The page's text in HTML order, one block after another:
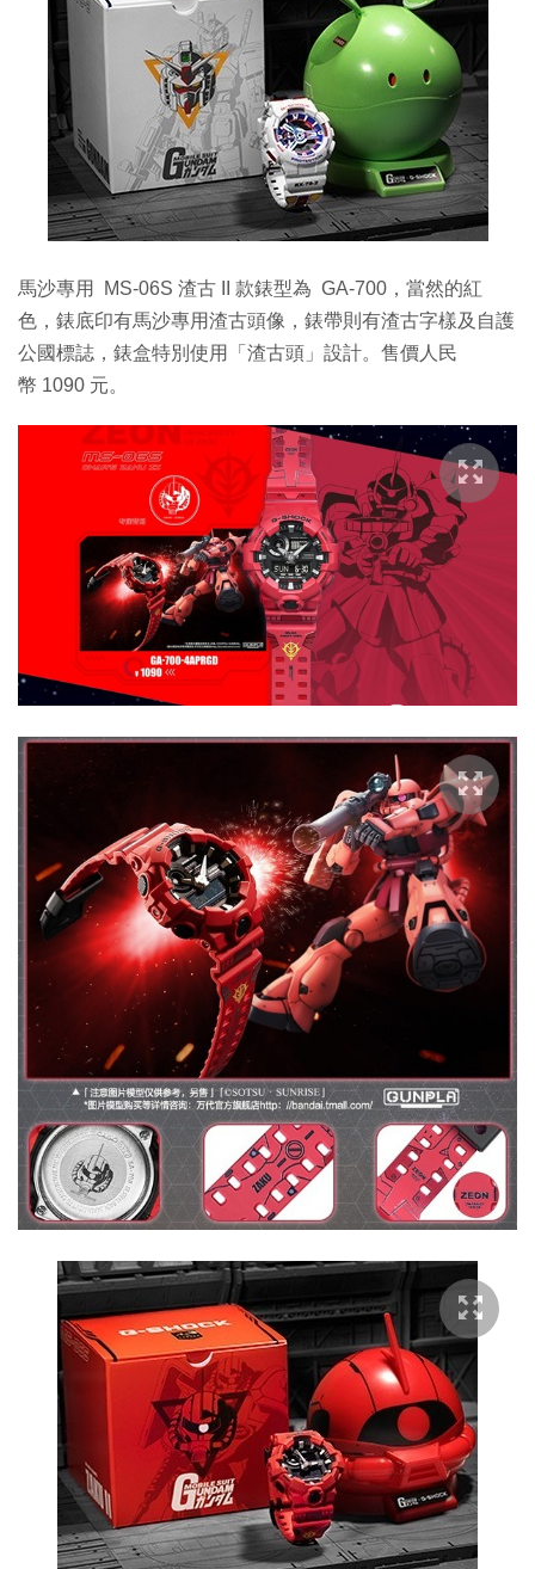
馬沙專用 MS-06S 渣古 II 款錶型為 GA-700，當然的紅
色，錶底印有馬沙專用渣古頭像，錶帶則有渣古字樣及自護
公國標誌，錶盒特別使用「渣古頭」設計。售價人民
幣 1090 元。